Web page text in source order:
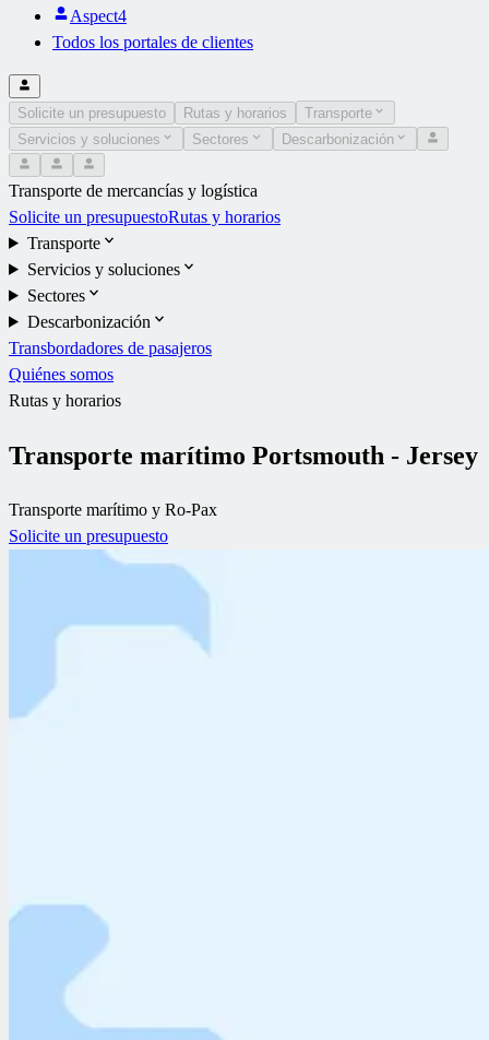
Aspect4
Todos los portales de clientes
Solicite un presupuesto Rutas y horarios
Transporte
Servicios y soluciones
Sectores Descarbonización
Transporte de mercancías y logística
Solicite un presupuestoRutas y horarios
Transporte
Servicios y soluciones
Sectores
Descarbonización
Transbordadores de pasajeros
Quiénes somos
Rutas y horarios
Transporte marítimo Portsmouth - Jersey
Transporte marítimo y Ro-Pax
Solicite un presupuesto